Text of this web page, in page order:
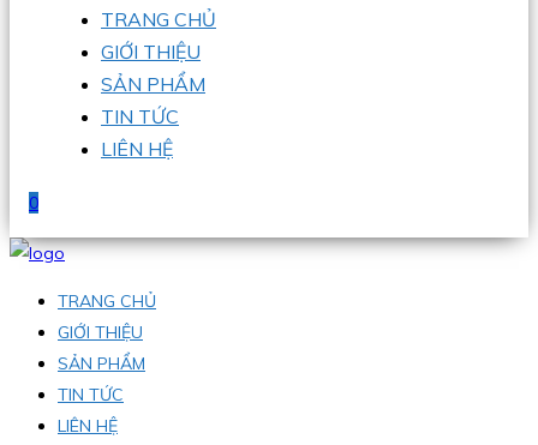
TRANG CHỦ
GIỚI THIỆU
SẢN PHẨM
TIN TỨC
LIÊN HỆ
0
TRANG CHỦ
GIỚI THIỆU
SẢN PHẨM
TIN TỨC
LIÊN HỆ